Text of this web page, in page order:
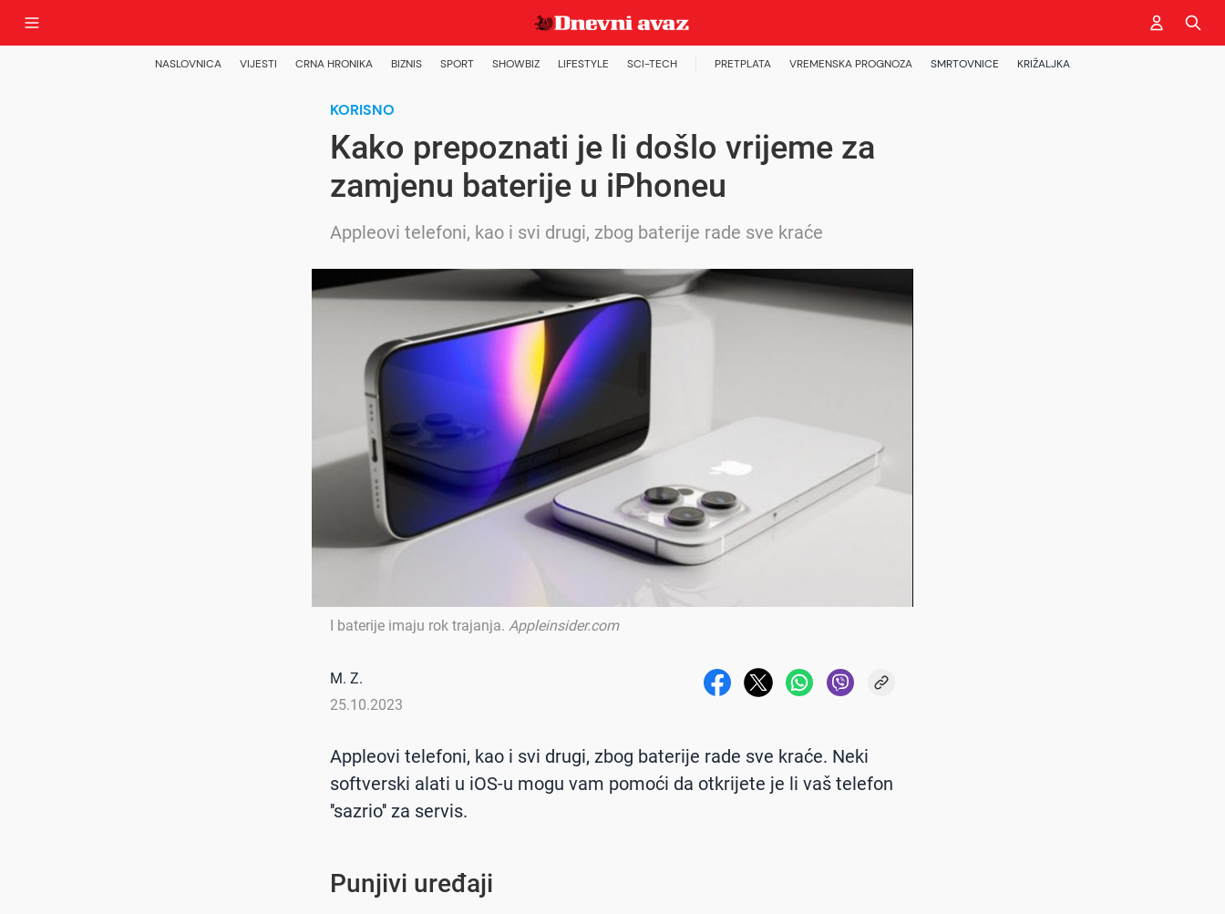
NASLOVNICA VIJESTI CRNA HRONIKA BIZNIS SPORT SHOWBIZ LIFESTYLE SCI-TECH PRETPLATA VREMENSKA PROGNOZA SMRTOVNICE KRIŽALJKA
KORISNO
Kako prepoznati je li došlo vrijeme za
zamjenu baterije u iPhoneu
Appleovi telefoni, kao i svi drugi, zbog baterije rade sve kraće
I baterije imaju rok trajanja. Appleinsider.com
M. Z.
25.10.2023
Appleovi telefoni, kao i svi drugi, zbog baterije rade sve kraće. Neki
softverski alati u iOS-u mogu vam pomoći da otkrijete je li vaš telefon
''sazrio'' za servis.
Punjivi uređaji